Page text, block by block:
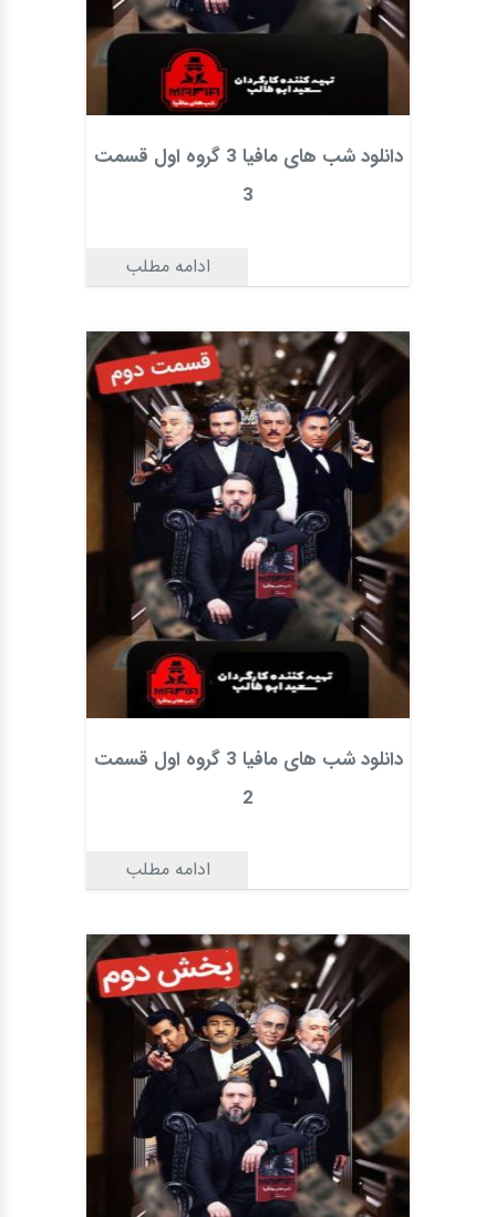
دانلود شب های مافیا 3 گروه اول قسمت
3
ادامه مطلب
دانلود شب های مافیا 3 گروه اول قسمت
2
ادامه مطلب